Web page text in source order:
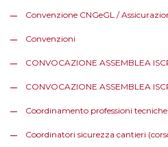
Convenzione CNGeGL /
Convenzioni
CONVOCAZIONE ASSEMBLEA
CONVOCAZIONE ASSEMBLEA
Coordinamento professioni tecniche
Coordinatori sicurezza cantieri